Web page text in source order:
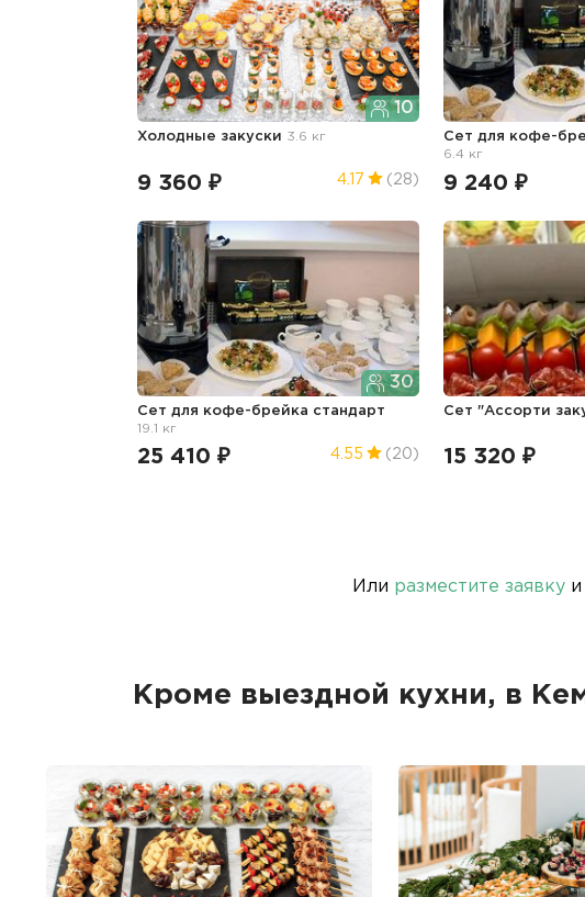
10
Холодные закуски 3.6 кг
9 360 ₽ 4.17 (28)
Сет для кофе-
6.4 кг
9 240 ₽
30
Сет для кофе-брейка стандарт
19.1 кг
25 410 ₽ 4.55 (20)
Сет "Ассорти
15 320 ₽
Или разместите заявку
Кроме выездной кухни, в